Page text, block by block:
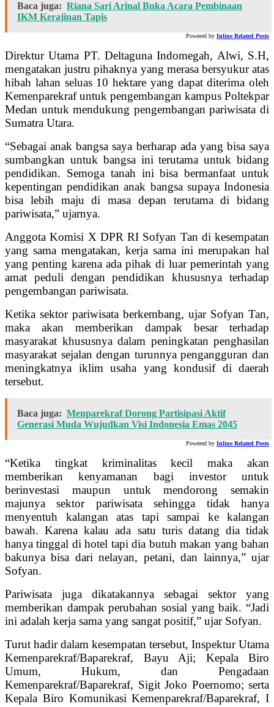
Baca juga: Riana Sari Arinal Buka Acara Pembinaan
IKM Kerajinan Tapis
Powered by Inline Related Posts
Direktur Utama PT. Deltaguna Indomegah, Alwi, S.H,
mengatakan justru pihaknya yang merasa bersyukur atas
hibah lahan seluas 10 hektare yang dapat diterima oleh
Kemenparekraf untuk pengembangan kampus Poltekpar
Medan untuk mendukung pengembangan pariwisata di
Sumatra Utara.
“Sebagai anak bangsa saya berharap ada yang bisa saya
sumbangkan untuk bangsa ini terutama untuk bidang
pendidikan. Semoga tanah ini bisa bermanfaat untuk
kepentingan pendidikan anak bangsa supaya Indonesia
bisa lebih maju di masa depan terutama di bidang
pariwisata,” ujarnya.
Anggota Komisi X DPR RI Sofyan Tan di kesempatan
yang sama mengatakan, kerja sama ini merupakan hal
yang penting karena ada pihak di luar pemerintah yang
amat peduli dengan pendidikan khususnya terhadap
pengembangan pariwisata.
Ketika sektor pariwisata berkembang, ujar Sofyan Tan,
maka akan memberikan dampak besar terhadap
masyarakat khususnya dalam peningkatan penghasilan
masyarakat sejalan dengan turunnya pengangguran dan
meningkatnya iklim usaha yang kondusif di daerah
tersebut.
Baca juga: Menparekraf Dorong Partisipasi Aktif
Generasi Muda Wujudkan Visi Indonesia Emas 2045
Powered by Inline Related Posts
“Ketika tingkat kriminalitas kecil maka akan
memberikan kenyamanan bagi investor untuk
berinvestasi maupun untuk mendorong semakin
majunya sektor pariwisata sehingga tidak hanya
menyentuh kalangan atas tapi sampai ke kalangan
bawah. Karena kalau ada satu turis datang dia tidak
hanya tinggal di hotel tapi dia butuh makan yang bahan
bakunya bisa dari nelayan, petani, dan lainnya,” ujar
Sofyan.
Pariwisata juga dikatakannya sebagai sektor yang
memberikan dampak perubahan sosial yang baik. “Jadi
ini adalah kerja sama yang sangat positif,” ujar Sofyan.
Turut hadir dalam kesempatan tersebut, Inspektur Utama
Kemenparekraf/Baparekraf, Bayu Aji; Kepala Biro
Umum, Hukum, dan Pengadaan
Kemenparekraf/Baparekraf, Sigit Joko Poernomo; serta
Kepala Biro Komunikasi Kemenparekraf/Baparekraf, I